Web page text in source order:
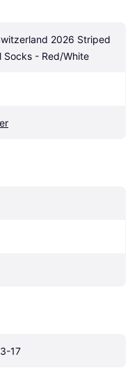
2026 Striped
Socks - Red/White
17